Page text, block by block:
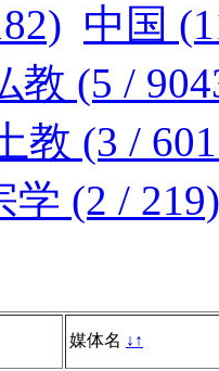
中国
教 (5 /
教 (3 /
学 (2 / 219)
媒体名 ↓ ↑